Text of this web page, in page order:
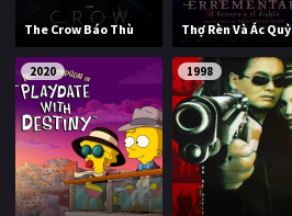
The Crow Báo Thù Thợ Rèn Và Ác Quỷ
2020 1998